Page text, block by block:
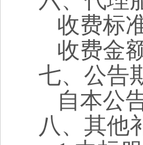
收费标
收费金
七、公告
自本公
八、其他